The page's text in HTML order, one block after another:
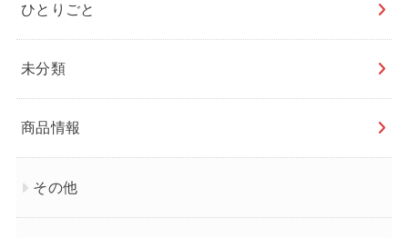
ひとりごと
未分類
商品情報
その他